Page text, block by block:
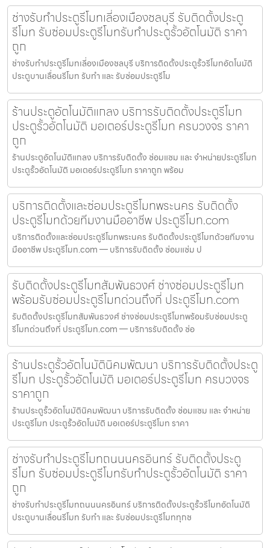
ช่างรับทำประตูรีโมทเลี่องเมืองชลบุรี รับติดตั้งประตู
รีโมท รับซ่อมประตูรีโมทรับทำประตูรั้วอัตโนมัติ ราคา
ถูก
ช่างรับทำประตูรีโมทเลี่องเมืองชลบุรี บริการติดตั้งประตูรั้วรีโมทอัตโนมัติ
ประตูบานเลื่อนรีโมท รับทำ และ รับซ่อมประตูรีโม
ร้านประตูอัตโนมัติแกลง บริการรับติดตั้งประตูรีโมท
ประตูรั้วอัตโนมัติ มอเตอร์ประตูรีโมท ครบวงจร ราคา
ถูก
ร้านประตูอัตโนมัติแกลง บริการรับติดตั้ง ซ่อมแซม และ จำหน่ายประตูรีโมท
ประตูรั้วอัตโนมัติ มอเตอร์ประตูรีโมท ราคาถูก พร้อม
บริการติดตั้งและซ่อมประตูรีโมทพระนคร รับติดตั้ง
ประตูรีโมทด้วยทีมงานมืออาชีพ ประตูรีโมท.com
บริการติดตั้งและซ่อมประตูรีโมทพระนคร รับติดตั้งประตูรีโมทด้วยทีมงาน
มืออาชีพ ประตูรีโมท.com — บริการรับติดตั้ง ซ่อมแซ่ม ป
รับติดตั้งประตูรีโมทสัมพันธวงศ์ ช่างซ่อมประตูรีโมท
พร้อมรับซ่อมประตูรีโมทด่วนถึงที่ ประตูรีโมท.com
รับติดตั้งประตูรีโมทสัมพันธวงศ์ ช่างซ่อมประตูรีโมทพร้อมรับซ่อมประตู
รีโมทด่วนถึงที่ ประตูรีโมท.com — บริการรับติดตั้ง ซ่อ
ร้านประตูรั้วอัตโนมัตินิคมพัฒนา บริการรับติดตั้งประตู
รีโมท ประตูรั้วอัตโนมัติ มอเตอร์ประตูรีโมท ครบวงจร
ราคาถูก
ร้านประตูรั้วอัตโนมัตินิคมพัฒนา บริการรับติดตั้ง ซ่อมแซม และ จำหน่าย
ประตูรีโมท ประตูรั้วอัตโนมัติ มอเตอร์ประตูรีโมท ราคา
ช่างรับทำประตูรีโมทถนนนครอินทร์ รับติดตั้งประตู
รีโมท รับซ่อมประตูรีโมทรับทำประตูรั้วอัตโนมัติ ราคา
ถูก
ช่างรับทำประตูรีโมทถนนนครอินทร์ บริการติดตั้งประตูรั้วรีโมทอัตโนมัติ
ประตูบานเลื่อนรีโมท รับทำ และ รับซ่อมประตูรีโมททุกช